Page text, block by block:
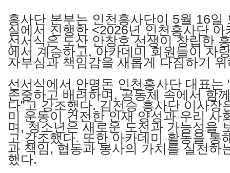
흥사단 본부는 인천흥사단이 5월 16
실에서 진행한 <2026년 인천흥사단
선서식은 도산 안창호 선생이 창립한
에서 계승하고, 아카데미 회원들이 자
자부심과 책임감을 새롭게 다짐하기
선서식에서 안명돈 인천흥사단 대표
존중하고 배려하며, 공동체 속에서 함
다”고 강조했다.김전승 흥사단 이사장
미 운동이 건전한 인재 양성과 우리 사
며, 청소년은 새로운 도전과 가능성을
고 강조했다. 또한 아카데미 활동을
과 책임, 협동과 봉사의 가치를 실천하
했다.